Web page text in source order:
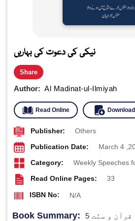
نیکی کی دعوت کی بہاریں
Share
Author: Al Madinat-ul-Ilmiyah
Read Online Download
Publisher: Others
Publication Date: March 4
Category: Weekly Speeches
Read Online Pages: 33
ISBN No: N/A
Book Summary:
5 مارچ 2015 کو تبلیغِ قرآن و سنّت